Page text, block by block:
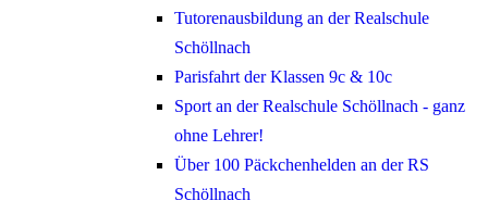
Tutorenausbildung an der Realschule
Schöllnach
Parisfahrt der Klassen 9c & 10c
Sport an der Realschule Schöllnach - ganz
ohne Lehrer!
Über 100 Päckchenhelden an der RS
Schöllnach